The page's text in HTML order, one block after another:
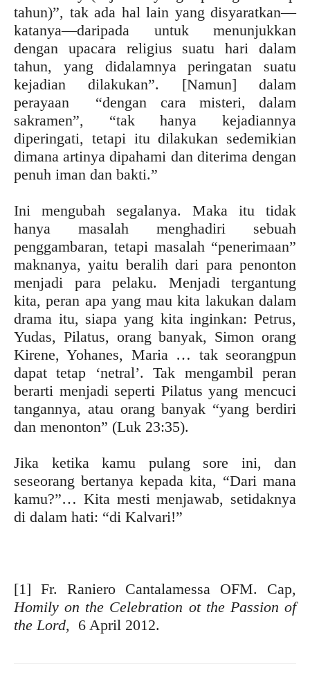
tahun)”, tak ada hal lain yang disyaratkan—
katanya—daripada untuk menunjukkan
dengan upacara religius suatu hari dalam
tahun, yang didalamnya peringatan suatu
kejadian dilakukan”. [Namun] dalam
perayaan “dengan cara misteri, dalam
sakramen”, “tak hanya kejadiannya
diperingati, tetapi itu dilakukan sedemikian
dimana artinya dipahami dan diterima dengan
penuh iman dan bakti.”
Ini mengubah segalanya. Maka itu tidak
hanya masalah menghadiri sebuah
penggambaran, tetapi masalah “penerimaan”
maknanya, yaitu beralih dari para penonton
menjadi para pelaku. Menjadi tergantung
kita, peran apa yang mau kita lakukan dalam
drama itu, siapa yang kita inginkan: Petrus,
Yudas, Pilatus, orang banyak, Simon orang
Kirene, Yohanes, Maria … tak seorangpun
dapat tetap ‘netral’. Tak mengambil peran
berarti menjadi seperti Pilatus yang mencuci
tangannya, atau orang banyak “yang berdiri
dan menonton” (Luk 23:35).
Jika ketika kamu pulang sore ini, dan
seseorang bertanya kepada kita, “Dari mana
kamu?”… Kita mesti menjawab, setidaknya
di dalam hati: “di Kalvari!”
[1] Fr. Raniero Cantalamessa OFM. Cap,
Homily on the Celebration ot the Passion of
the Lord, 6 April 2012.